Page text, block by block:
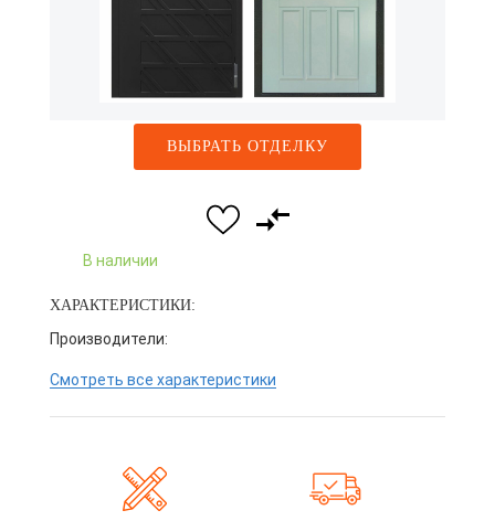
ВЫБРАТЬ ОТДЕЛКУ
В наличии
ХАРАКТЕРИСТИКИ:
Производители:
Смотреть все характеристики